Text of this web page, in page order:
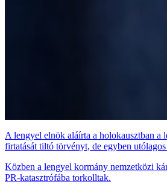
A lengyel elnök aláírta a holokausztban a
firtatását tiltó törvényt, de egyben
Közben a lengyel kormány nemzetközi
PR-katasztrófába torkolltak.